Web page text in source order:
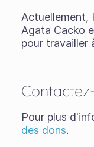
Actuellement,
Agata Cacko
pour travailler
Pour plus
des dons.